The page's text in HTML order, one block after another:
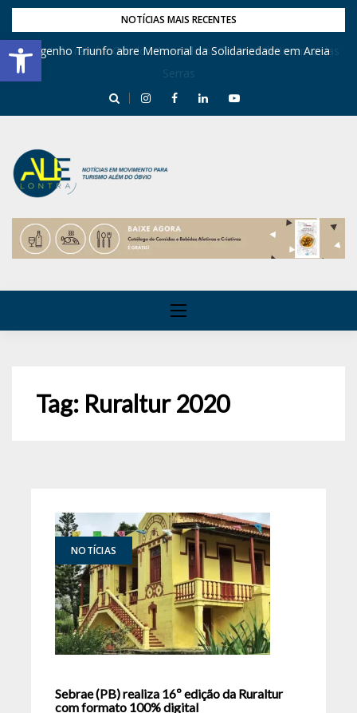
Barra de Ferramentas Aberta
NOTÍCIAS MAIS RECENTES
Engenho Triunfo abre Memorial da Solidariedade em Areia
Tag: Ruraltur 2020
NOTÍCIAS
Sebrae (PB) realiza 16º edição da Ruraltur
com formato 100% digital